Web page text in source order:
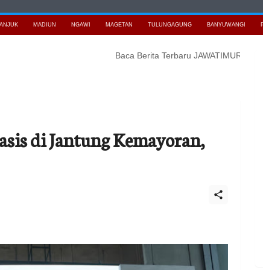
MADIUN NGAWI MAGETAN TULUNGAGUNG BANYUWANGI
Baca Berita Terbaru JAWATIMURNEWS
di Jantung Kemayoran,